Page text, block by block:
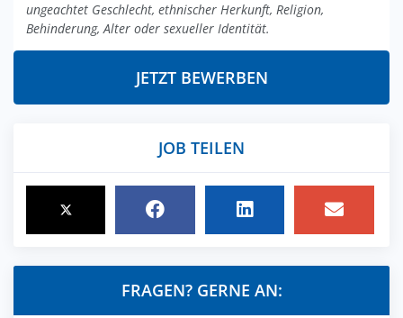
ungeachtet Geschlecht, ethnischer Herkunft, Religion,
Behinderung, Alter oder sexueller Identität.
JETZT BEWERBEN
JOB TEILEN
FRAGEN? GERNE AN: